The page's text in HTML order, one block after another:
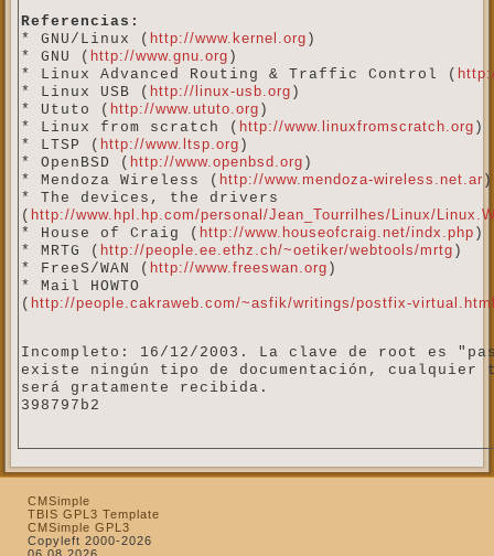
Referencias:
* GNU/Linux ( http://www.kernel.org )
* GNU ( http://www.gnu.org )
* Linux Advanced Routing & Traffic Control (
* Linux USB ( http://linux-usb.org )
* Ututo ( http://www.ututo.org )
* Linux from scratch ( http://www.linuxfromscratch.org )
* LTSP ( http://www.ltsp.org )
* OpenBSD ( http://www.openbsd.org )
* Mendoza Wireless ( http://www.mendoza-wireless.net.ar )
* The devices, the drivers
( http://www.hpl.hp.com/personal/Jean_Tourrilhes/Linux/
* House of Craig ( http://www.houseofcraig.net/indx.php )
* MRTG ( http://people.ee.ethz.ch/~oetiker/webtools/mrtg )
* FreeS/WAN ( http://www.freeswan.org )
* Mail HOWTO
( http://people.cakraweb.com/~asfik/writings/postfix-
Incompleto: 16/12/2003. La clave de root es
existe ningún tipo de documentación, cualquier
será gratamente recibida.
398797b2
CMSimple
TBIS GPL3 Template
CMSimple GPL3
Copyleft 2000-2026